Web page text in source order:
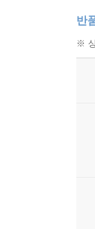
3.
제7
2.
3.
반
※